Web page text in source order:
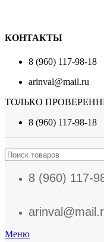
КОНТАКТЫ
8 (960) 117-98-18
arinval@mail.ru
ТОЛЬКО
8 (960) 117-98-18
8 (960) 117-
Меню